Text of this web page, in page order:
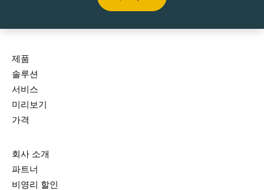
제품
솔루션
서비스
미리보기
가격
회사 소개
파트너
비영리 할인